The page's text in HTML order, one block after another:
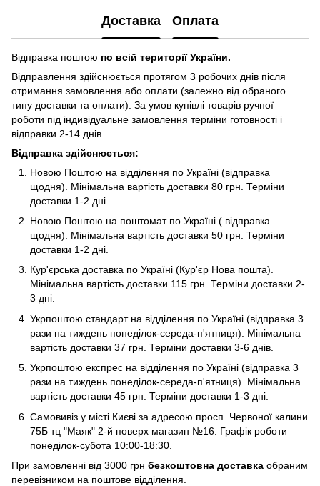
Доставка Оплата
Відправка поштою по всій території України.
Відправлення здійснюється протягом 3 робочих днів після
отримання замовлення або оплати (залежно від обраного
типу доставки та оплати). За умов купівлі товарів ручної
роботи під індивідуальне замовлення терміни готовності і
відправки 2-14 днів.
Відправка здійснюється:
Новою Поштою на відділення по Україні (відправка
щодня). Мінімальна вартість доставки 80 грн. Терміни
доставки 1-2 дні.
Новою Поштою на поштомат по Україні ( відправка
щодня). Мінімальна вартість доставки 50 грн. Терміни
доставки 1-2 дні.
Кур'єрська доставка по Україні (Кур'єр Нова пошта).
Мінімальна вартість доставки 115 грн. Терміни доставки 2-
3 дні.
Укрпоштою стандарт на відділення по Україні (відправка 3
рази на тиждень понеділок-середа-п'ятниця). Мінімальна
вартість доставки 37 грн. Терміни доставки 3-6 днів.
Укрпоштою експрес на відділення по Україні (відправка 3
рази на тиждень понеділок-середа-п'ятниця). Мінімальна
вартість доставки 45 грн. Терміни доставки 1-3 дні.
Самовивіз у місті Києві за адресою просп. Червоної калини
75Б тц "Маяк" 2-й поверх магазин №16. Графік роботи
понеділок-субота 10:00-18:30.
При замовленні від 3000 грн безкоштовна доставка обраним
перевізником на поштове відділення.